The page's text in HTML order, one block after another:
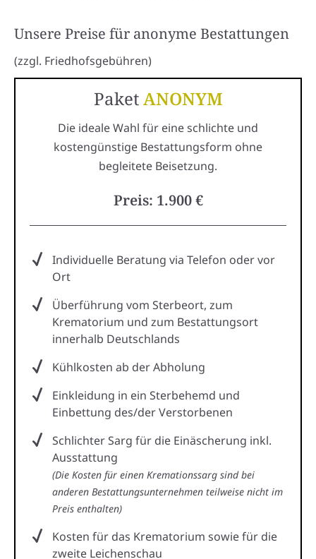
Unsere Preise für anonyme Bestattungen
(zzgl. Friedhofsgebühren)
PaketANONYM
Die ideale Wahl für eine schlichte und
kostengünstige Bestattungsform ohne
begleitete Beisetzung.
Preis: 1.900 €
Individuelle Beratung via Telefon oder vor
Ort
Überführung vom Sterbeort, zum
Krematorium und zum Bestattungsort
innerhalb Deutschlands
Kühlkosten ab der Abholung
Einkleidung in ein Sterbehemd und
Einbettung des/der Verstorbenen
Schlichter Sarg für die Einäscherung inkl.
Ausstattung
(Die Kosten für einen Kremationssarg sind bei
anderen Bestattungsunternehmen teilweise nicht im
Preis enthalten)
Kosten für das Krematorium sowie für die
zweite Leichenschau